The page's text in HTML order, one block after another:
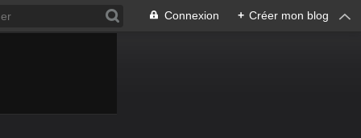
Connexion + Créer mon blog